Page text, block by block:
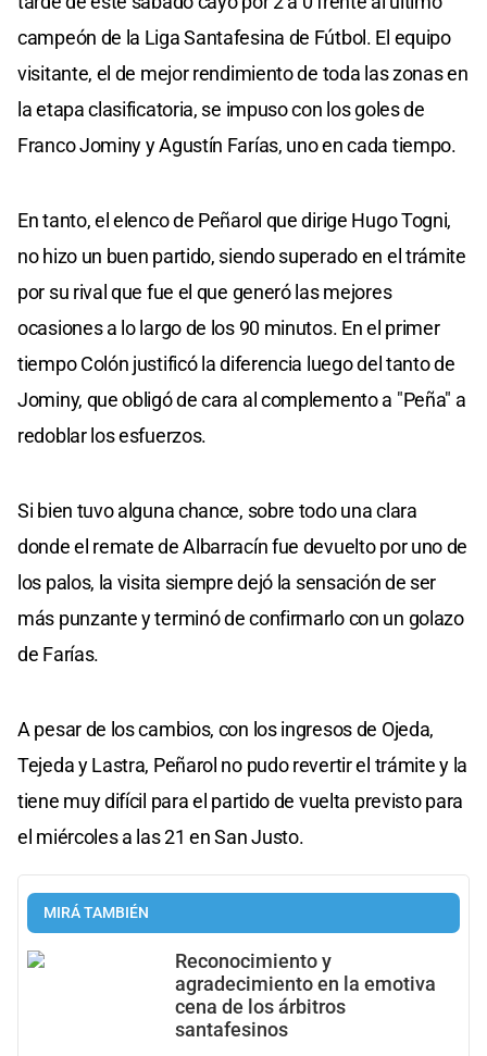
campeón de la Liga Santafesina de Fútbol. El equipo
visitante, el de mejor rendimiento de toda las zonas en
la etapa clasificatoria, se impuso con los goles de
Franco Jominy y Agustín Farías, uno en cada tiempo.
En tanto, el elenco de Peñarol que dirige Hugo Togni,
no hizo un buen partido, siendo superado en el trámite
por su rival que fue el que generó las mejores
ocasiones a lo largo de los 90 minutos. En el primer
tiempo Colón justificó la diferencia luego del tanto de
Jominy, que obligó de cara al complemento a "Peña" a
redoblar los esfuerzos.
Si bien tuvo alguna chance, sobre todo una clara
donde el remate de Albarracín fue devuelto por uno de
los palos, la visita siempre dejó la sensación de ser
más punzante y terminó de confirmarlo con un golazo
de Farías.
A pesar de los cambios, con los ingresos de Ojeda,
Tejeda y Lastra, Peñarol no pudo revertir el trámite y la
tiene muy difícil para el partido de vuelta previsto para
el miércoles a las 21 en San Justo.
MIRÁ TAMBIÉN
Reconocimiento y
agradecimiento en la emotiva
cena de los árbitros
santafesinos